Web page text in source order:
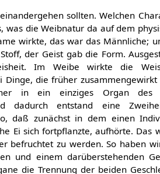
sollten. Welchen
die Weibnatur da auf dem
wirkte, das war das Männliche;
der Geist gab die Form.
Im Weibe wirkte die
die früher zusammengewirkt
in ein einziges Organ des
dadurch entstand eine
daß zunächst in dem einen
Ei sich fortpflanzte, aufhörte. Das
befruchtet zu werden. So haben
und einem darüberstehenden
die Trennung der beiden